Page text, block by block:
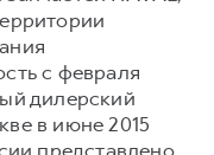
с февраля
дилерский
в июне 2015